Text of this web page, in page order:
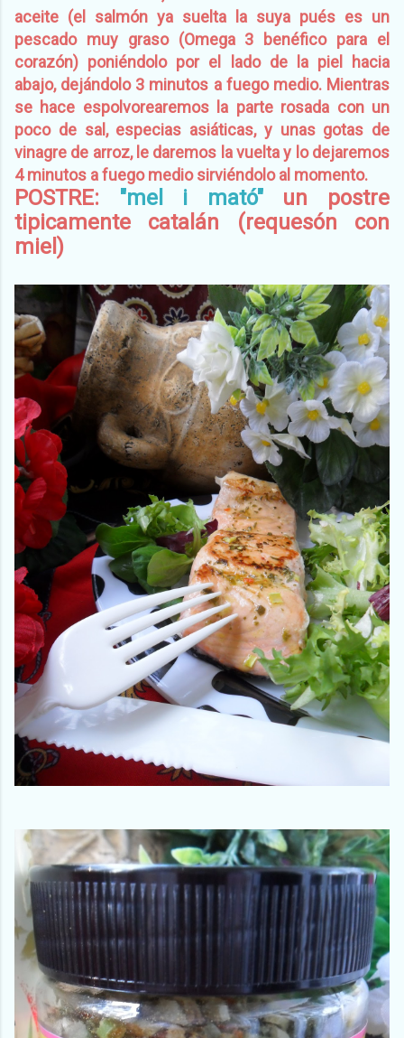
aceite (el salmón ya suelta la suya pués es un
pescado muy graso (Omega 3 benéfico para el
corazón) poniéndolo por el lado de la piel hacia
abajo, dejándolo 3 minutos a fuego medio. Mientras
se hace espolvorearemos la parte rosada con un
poco de sal, especias asiáticas, y unas gotas de
vinagre de arroz, le daremos la vuelta y lo dejaremos
4 minutos a fuego medio sirviéndolo al momento.
POSTRE: "mel i mató"un postre
tipicamente catalán (requesón con
miel)